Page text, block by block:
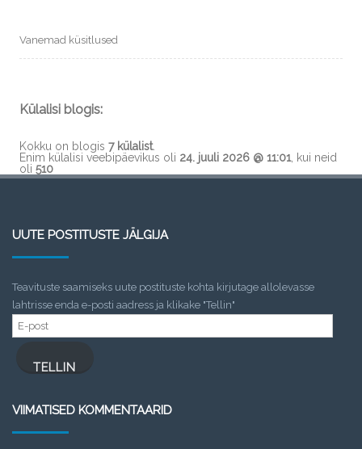
Vanemad küsitlused
Külalisi blogis:
Kokku on blogis 7 külalist.
Enim külalisi veebipäevikus oli 24. juuli 2026 @ 11:01 , kui neid
oli 510
UUTE POSTITUSTE JÄLGIJA
Teavituste saamiseks uute postituste kohta kirjutage allolevasse
lahtrisse enda e-posti aadress ja klikake "Tellin"
E-
post
TELLIN
VIIMATISED KOMMENTAARID